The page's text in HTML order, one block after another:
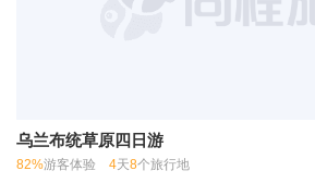
乌兰布统草原四日游
82%游客体验 4天8个旅行地